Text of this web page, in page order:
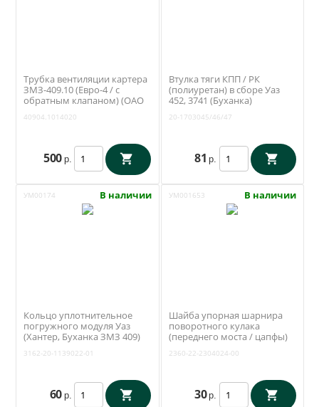
Трубка вентиляции картера
ЗМЗ-409.10 (Евро-4 / с
обратным клапаном) (ОАО
40904.1014020
500 р.
Втулка тяги КПП / РК
(полиуретан) в сборе Уаз
452, 3741 (Буханка)
1703045/46/47
20-1703045/46/47
81 р.
УМ00174 В наличии
Кольцо уплотнительное
погружного модуля Уаз
(Хантер, Буханка ЗМЗ 409)
бака) (ОАО УАЗ) 3162-20-
3162-20-1139022-01
60 р.
УМ001653 В наличии
Шайба упорная шарнира
поворотного кулака
(переднего моста / цапфы)
УАЗ) 2360-22-2304024-00
2360-22-2304024-00
30 р.